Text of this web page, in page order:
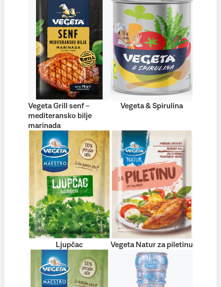
Vegeta Grill senf –
mediteransko bilje
marinada
Vegeta & Spirulina
Ljupčac Vegeta Natur za piletinu